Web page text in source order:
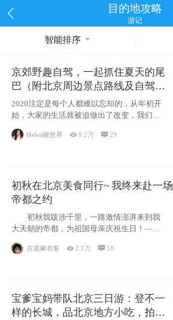
目的地攻略
游记
智能排序
京郊野趣自驾，一起抓住夏天的尾
巴（附北京周边景点路线及自驾攻
略）
2020注定是每个人都难以忘却的，从年初开
始，大家的生活就被迫做出了改变，我们也
不例外。本来双双辞职是为
Helen晓世界 9.2万 29
初秋在北京美食同行~ 我终来赴一场
帝都之约
初秋我跋涉千里，一路激情澎湃来到我
大天朝的帝都，为祖国母亲庆祝生日！——
古道麻衣客 2.1万  18
宝爹宝妈带队北京三日游：登不一
样的长城，品北京地方小吃，拍盘